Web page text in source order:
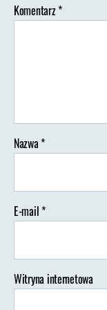
Komentarz*
Nazwa*
E-mail*
Witryna internetowa